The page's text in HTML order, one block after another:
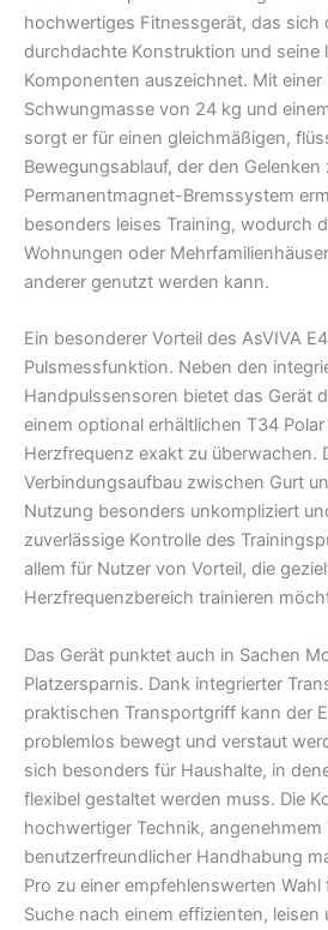
hochwertiges Fitnessgerät, das sich
durchdachte Konstruktion und seine
Komponenten auszeichnet. Mit
Schwungmasse von 24 kg und
sorgt er für einen gleichmäßigen,
Bewegungsablauf, der den
Permanentmagnet-Bremssystem
besonders leises Training, wodurch
Wohnungen oder
anderer genutzt werden kann.
Ein besonderer Vorteil des AsVIVA
Pulsmessfunktion. Neben den
Handpulssensoren bietet das Gerät
einem optional erhältlichen T34
Herzfrequenz exakt zu überwachen.
Verbindungsaufbau zwischen Gurt
Nutzung besonders unkompliziert
zuverlässige Kontrolle des
allem für Nutzer von Vorteil, die
Herzfrequenzbereich trainieren
Das Gerät punktet auch in Sachen
Platzersparnis. Dank integrierter
praktischen Transportgriff kann der
problemlos bewegt und verstaut
sich besonders für Haushalte, in
flexibel gestaltet werden muss. Die
hochwertiger Technik, angenehmem
benutzerfreundlicher Handhabung
Pro zu einer empfehlenswerten Wahl
Suche nach einem effizienten,